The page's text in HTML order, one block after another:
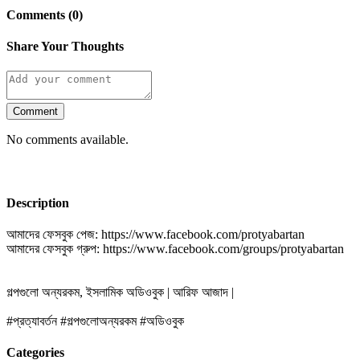
Comments (0)
Share Your Thoughts
Comment
No comments available.
Description
আমাদের ফেসবুক পেজ: https://www.facebook.com/protyabartan
আমাদের ফেসবুক গ্রুপ: https://www.facebook.com/groups/protyabartan
গল্পগুলো অন্যরকম, ইসলামিক অডিওবুক | আরিফ আজাদ |
#প্রত্যাবর্তন #গল্পগুলোঅন্যরকম #অডিওবুক
Categories